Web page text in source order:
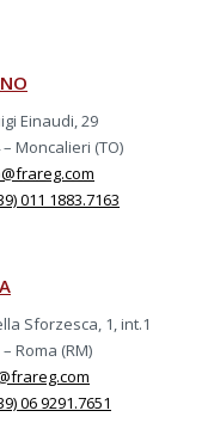
Einaudi, 29
– Moncalieri (TO)
011 1883.7163
Sforzesca, 1, int.1
Roma (RM)
06 9291.7651